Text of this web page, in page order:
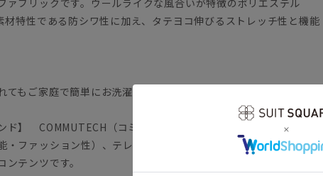
材特性である防シワ性に加え、タテヨコ伸びるストレッチ性と機能
てもご家庭で簡単にお洗濯が可能です。
ド】 COMMUTECH（コミューテック）
・ファッション性）、テレワークなど様々な切り口へフォーカスし
テンツです。